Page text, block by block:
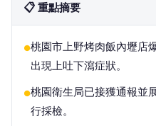
📋 重點摘要
●桃園市上野烤肉飯內壢店
出現上吐下瀉症狀。
●桃園衛生局已接獲通報並
行採檢。